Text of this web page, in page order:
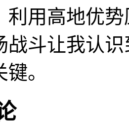
利用高地优
战斗让我认
。